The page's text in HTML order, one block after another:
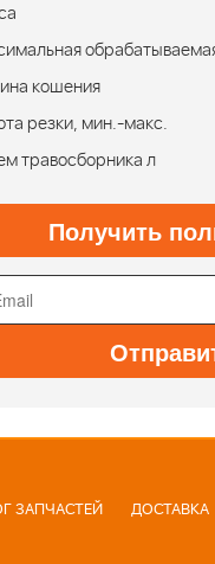
кошения
резки, мин.-макс.
травосборника л
Получить
ЗАПЧАСТЕЙ ДОСТАВКА